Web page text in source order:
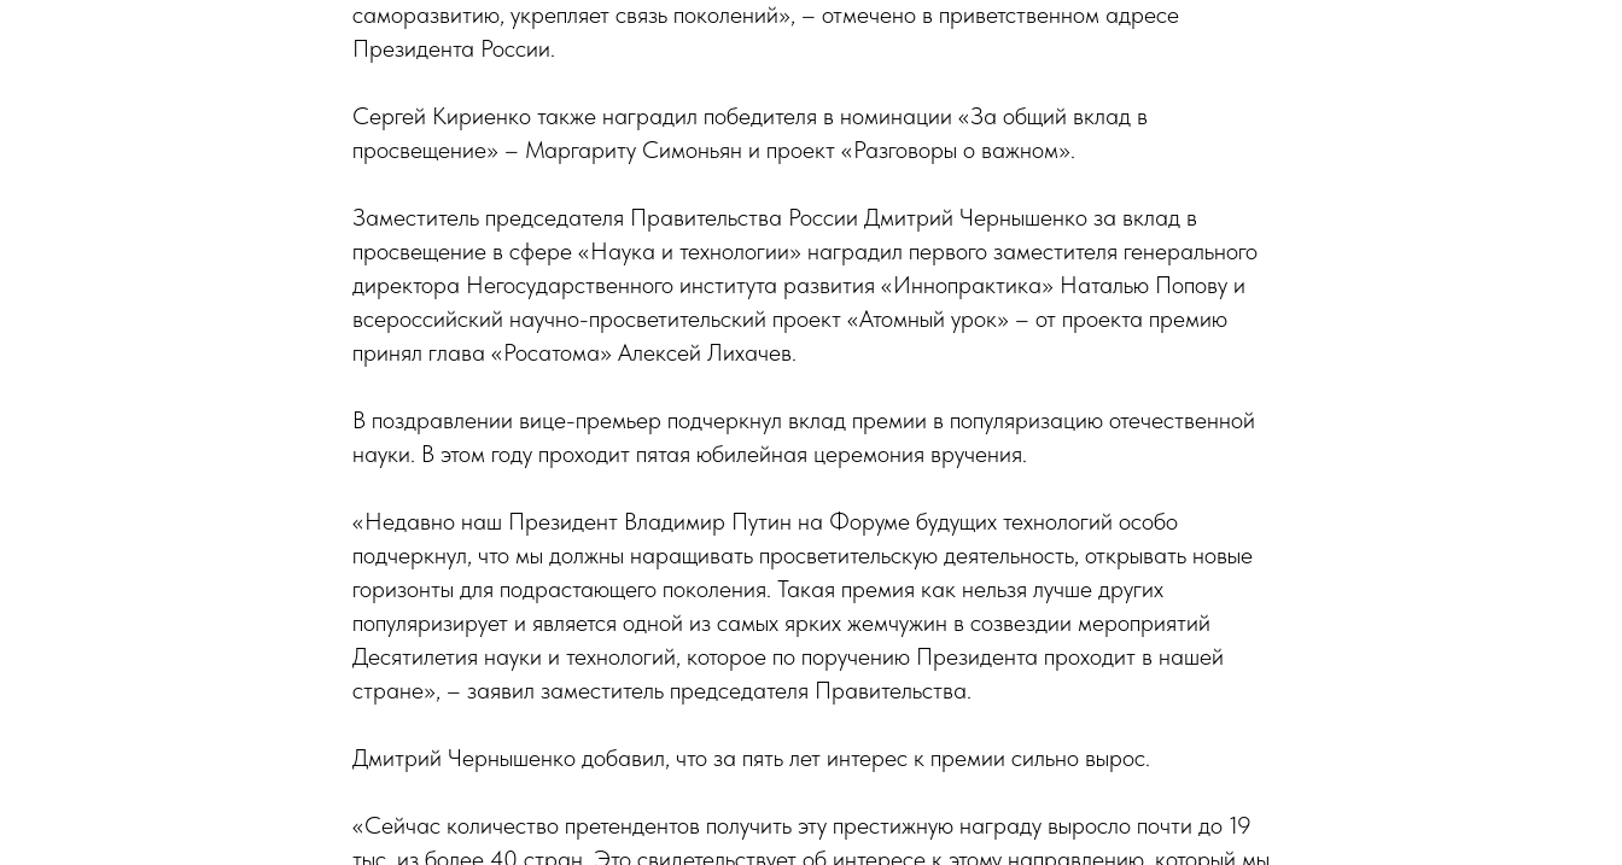
саморазвитию, укрепляет связь поколений», – отмечено в приветственном адресе
Президента России.
Сергей Кириенко также наградил победителя в номинации «За общий вклад в
просвещение» – Маргариту Симоньян и проект «Разговоры о важном».
Заместитель председателя Правительства России Дмитрий Чернышенко за вклад в
просвещение в сфере «Наука и технологии» наградил первого заместителя генерального
директора Негосударственного института развития «Иннопрактика» Наталью Попову и
всероссийский научно-просветительский проект «Атомный урок» – от проекта премию
принял глава «Росатома» Алексей Лихачев.
В поздравлении вице-премьер подчеркнул вклад премии в популяризацию отечественной
науки. В этом году проходит пятая юбилейная церемония вручения.
«Недавно наш Президент Владимир Путин на Форуме будущих технологий особо
подчеркнул, что мы должны наращивать просветительскую деятельность, открывать новые
горизонты для подрастающего поколения. Такая премия как нельзя лучше других
популяризирует и является одной из самых ярких жемчужин в созвездии мероприятий
Десятилетия науки и технологий, которое по поручению Президента проходит в нашей
стране», – заявил заместитель председателя Правительства.
Дмитрий Чернышенко добавил, что за пять лет интерес к премии сильно вырос.
«Сейчас количество претендентов получить эту престижную награду выросло почти до 19
тыс. из более 40 стран. Это свидетельствует об интересе к этому направлению, который мы